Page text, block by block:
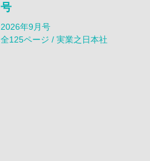
号
2026年9月号
全125ページ / 実業之日本社